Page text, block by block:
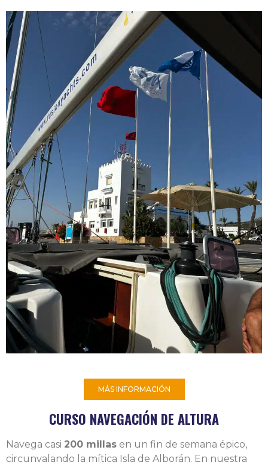
MÁS INFORMACIÓN
CURSO NAVEGACIÓN DE ALTURA
Navega casi 200 millas en un fin de semana épico,
circunvalando la mítica Isla de Alborán. En nuestra